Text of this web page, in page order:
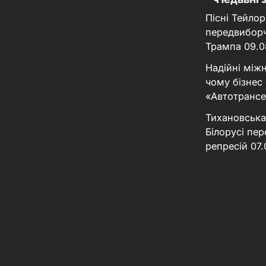
Пісні
Трампа
Надійні
чому
Білорусі
репресій